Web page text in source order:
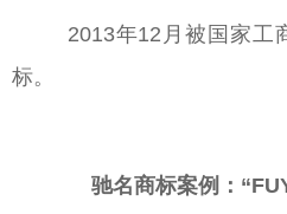
2013年12月被国家工商
标。
驰名商标案例：